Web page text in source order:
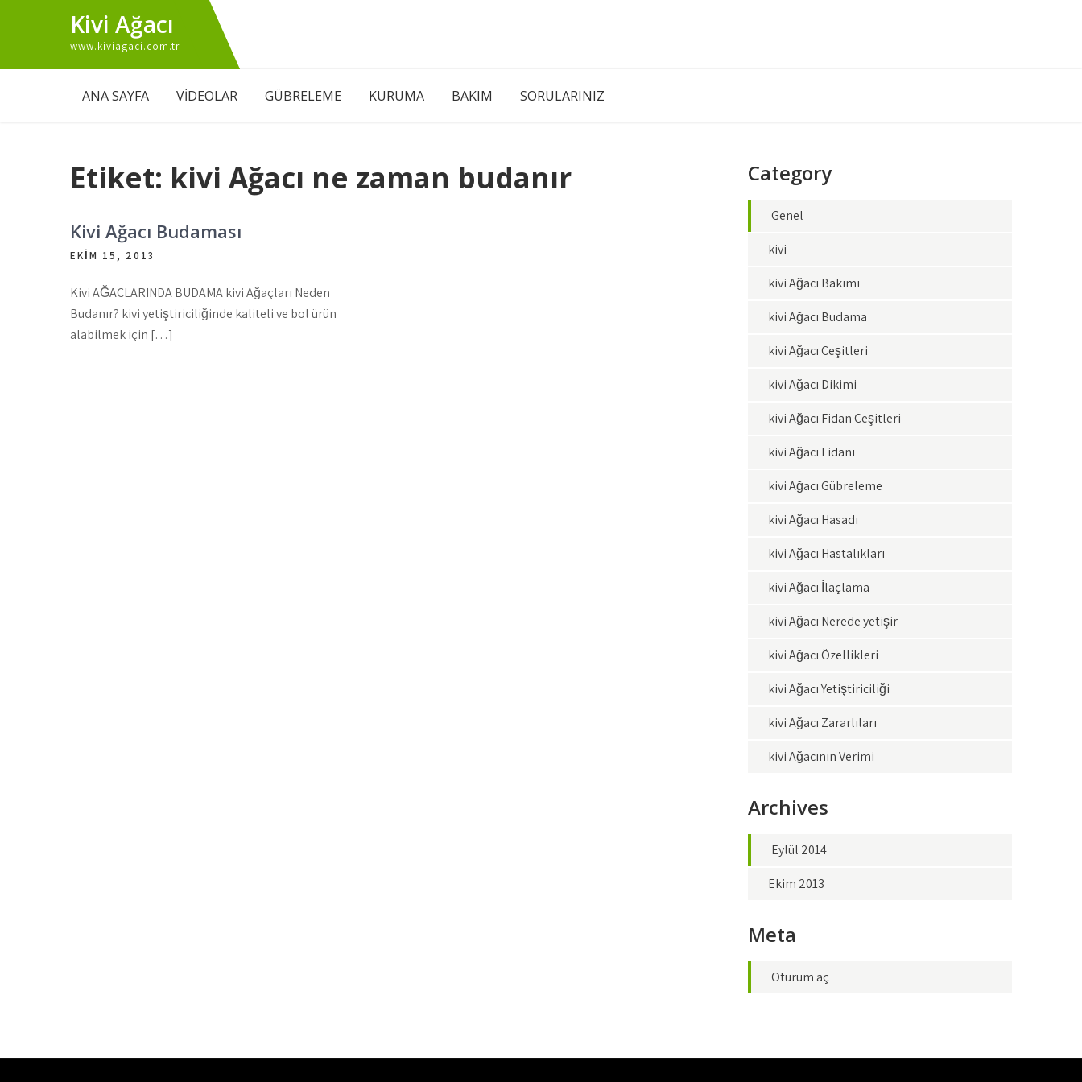
Kivi Ağacı
www.kiviagaci.com.tr
ANA SAYFA VİDEOLAR GÜBRELEME KURUMA BAKIM SORULARINIZ
Etiket: kivi Ağacı ne zaman budanır
Kivi Ağacı Budaması
EKIM 15, 2013
Kivi AĞAÇLARINDA BUDAMA kivi Ağaçları Neden
Budanır? kivi yetiştiriciliğinde kaliteli ve bol ürün
alabilmek için […]
Category
Genel
kivi
kivi Ağacı Bakımı
kivi Ağacı Budama
kivi Ağacı Çeşitleri
kivi Ağacı Dikimi
kivi Ağacı Fidan Çeşitleri
kivi Ağacı Fidanı
kivi Ağacı Gübreleme
kivi Ağacı Hasadı
kivi Ağacı Hastalıkları
kivi Ağacı İlaçlama
kivi Ağacı Nerede yetişir
kivi Ağacı Özellikleri
kivi Ağacı Yetiştiriciliği
kivi Ağacı Zararlıları
kivi Ağacının Verimi
Archives
Eylül 2014
Ekim 2013
Meta
Oturum aç